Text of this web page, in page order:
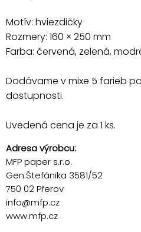
Motív: hviezdičky
Rozmery: 160 × 250 mm
Farba: červená, zelená,
Dodávame v mixe 5 farieb
dostupnosti.
Uvedená cena je za 1 ks.
Adresa výrobcu:
MFP paper s.r.o.
Gen.Štefánika 3581/52
750 02 Přerov
info@mfp.cz
www.mfp.cz